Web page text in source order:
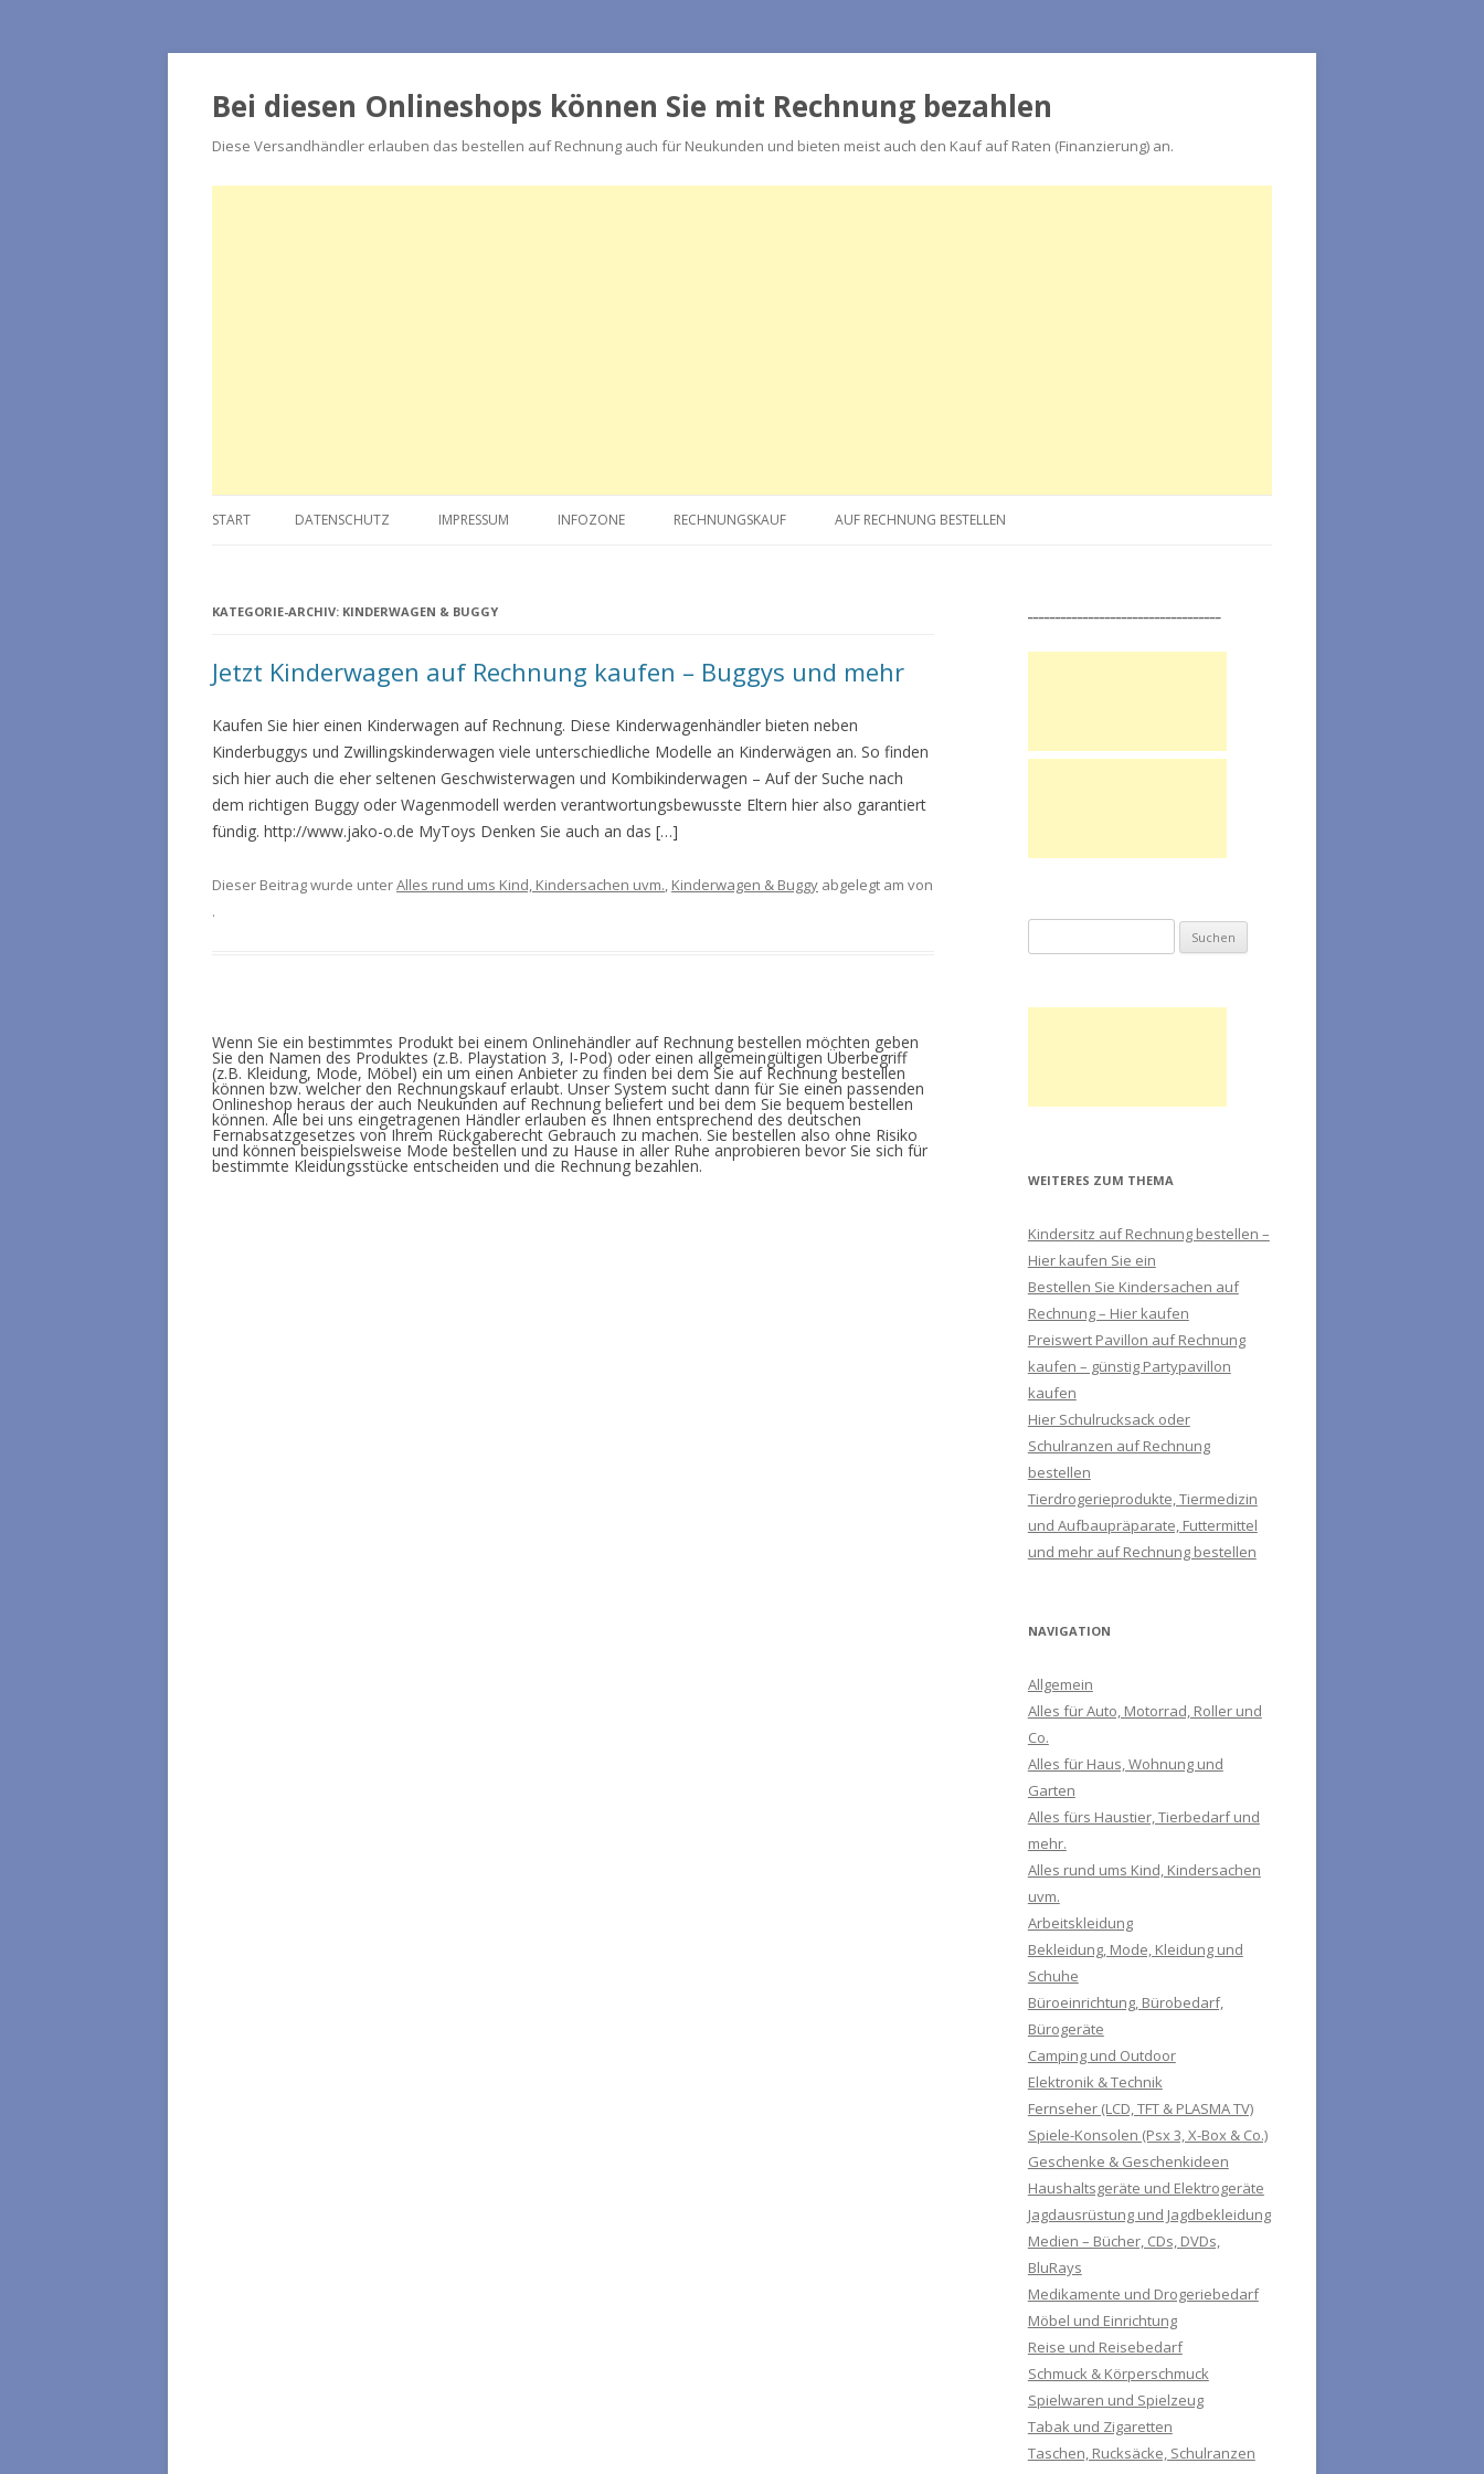
Bei diesen Onlineshops können Sie mit Rechnung bezahlen
Diese Versandhändler erlauben das bestellen auf Rechnung auch für Neukunden und bieten meist auch den Kauf auf Raten (Finanzierung) an.
Zum Inhalt springen
START DATENSCHUTZ IMPRESSUM INFOZONE RECHNUNGSKAUF AUF RECHNUNG BESTELLEN
KATEGORIE-ARCHIV: KINDERWAGEN & BUGGY
Jetzt Kinderwagen auf Rechnung kaufen – Buggys und mehr
Kaufen Sie hier einen Kinderwagen auf Rechnung. Diese Kinderwagenhändler bieten neben
Kinderbuggys und Zwillingskinderwagen viele unterschiedliche Modelle an Kinderwägen an. So finden
sich hier auch die eher seltenen Geschwisterwagen und Kombikinderwagen – Auf der Suche nach
dem richtigen Buggy oder Wagenmodell werden verantwortungsbewusste Eltern hier also garantiert
fündig. http://www.jako-o.de MyToys Denken Sie auch an das […]
Dieser Beitrag wurde unterAlles rund ums Kind, Kindersachen uvm., Kinderwagen & Buggy abgelegt am von
.
Wenn Sie ein bestimmtes Produkt bei einem Onlinehändler auf Rechnung bestellen möchten geben
Sie den Namen des Produktes (z.B. Playstation 3, I-Pod) oder einen allgemeingültigen Überbegriff
(z.B. Kleidung, Mode, Möbel) ein um einen Anbieter zu finden bei dem Sie auf Rechnung bestellen
können bzw. welcher den Rechnungskauf erlaubt. Unser System sucht dann für Sie einen passenden
Onlineshop heraus der auch Neukunden auf Rechnung beliefert und bei dem Sie bequem bestellen
können. Alle bei uns eingetragenen Händler erlauben es Ihnen entsprechend des deutschen
Fernabsatzgesetzes von Ihrem Rückgaberecht Gebrauch zu machen. Sie bestellen also ohne Risiko
und können beispielsweise Mode bestellen und zu Hause in aller Ruhe anprobieren bevor Sie sich für
bestimmte Kleidungsstücke entscheiden und die Rechnung bezahlen.
WEITERES ZUM THEMA
Kindersitz auf Rechnung bestellen –
Hier kaufen Sie ein
Bestellen Sie Kindersachen auf
Rechnung – Hier kaufen
Preiswert Pavillon auf Rechnung
kaufen – günstig Partypavillon
kaufen
Hier Schulrucksack oder
Schulranzen auf Rechnung
bestellen
Tierdrogerieprodukte, Tiermedizin
und Aufbaupräparate, Futtermittel
und mehr auf Rechnung bestellen
NAVIGATION
Allgemein
Alles für Auto, Motorrad, Roller und
Co.
Alles für Haus, Wohnung und
Garten
Alles fürs Haustier, Tierbedarf und
mehr.
Alles rund ums Kind, Kindersachen
uvm.
Arbeitskleidung
Bekleidung, Mode, Kleidung und
Schuhe
Büroeinrichtung, Bürobedarf,
Bürogeräte
Camping und Outdoor
Elektronik & Technik
Fernseher (LCD, TFT & PLASMA TV)
Spiele-Konsolen (Psx 3, X-Box & Co.)
Geschenke & Geschenkideen
Haushaltsgeräte und Elektrogeräte
Jagdausrüstung und Jagdbekleidung
Medien – Bücher, CDs, DVDs,
BluRays
Medikamente und Drogeriebedarf
Möbel und Einrichtung
Reise und Reisebedarf
Schmuck & Körperschmuck
Spielwaren und Spielzeug
Tabak und Zigaretten
Taschen, Rucksäcke, Schulranzen